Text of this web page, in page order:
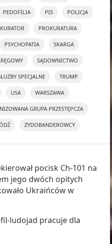
PEDOFILIA PIS POLICJA
PROKURATURA
PSYCHOPATIA SKARGA
SĄDOWNICTWO
SPECJALNE TRUMP
USA WARSZAWA
GRUPA PRZESTĘPCZA
ŻYDOBANDEROWCY
pocisk Ch-101 na
jego dwóch opitych
Ukraińców w
ludojad pracuje dla